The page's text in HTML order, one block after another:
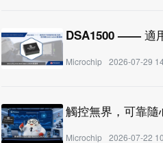
DSA1500 —— 適
Microchip 2026-07-29
觸控無界，可靠
Microchip 2026-07-22